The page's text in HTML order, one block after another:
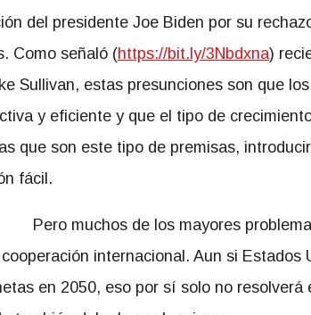
del presidente Joe Biden por su
Como señaló (https://bit.ly/3Nbdxna)
Sullivan, estas presunciones son que
y eficiente y que el tipo de
que son este tipo de premisas,
fácil.
Pero muchos de los mayores
internacional. Aun si Estados
en 2050, eso por sí solo no resolverá